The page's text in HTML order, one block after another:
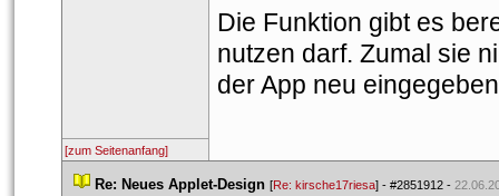
Die Funktion gibt es
nutzen darf. Zumal sie
der App neu
[zum Seitenanfang]
Re: Neues Applet-Design [Re: kirsche17riesa] - #2851912 -